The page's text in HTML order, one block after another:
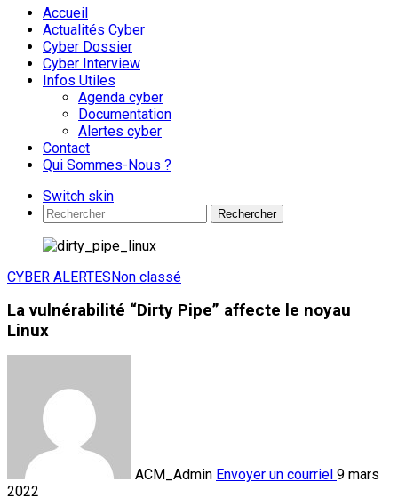
Accueil
Actualités Cyber
Cyber Dossier
Cyber Interview
Infos Utiles
Agenda cyber
Documentation
Alertes cyber
Contact
Qui Sommes-Nous ?
Switch skin
Rechercher
CYBER ALERTESNon classé
La vulnérabilité “Dirty Pipe” affecte le noyau
Linux
ACM_Admin Envoyer un courriel 9 mars
2022